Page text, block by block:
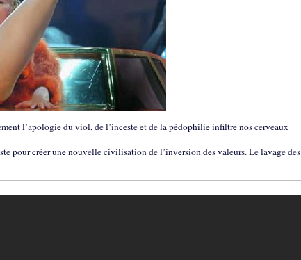
l’apologie du viol, de l’inceste et de la pédophilie infiltre nos cerveaux
pour créer une nouvelle civilisation de l’inversion des valeurs. Le lavage des